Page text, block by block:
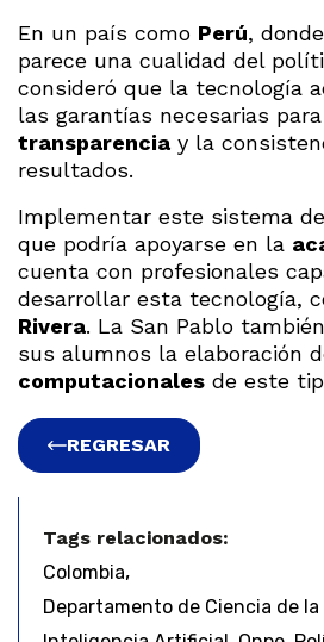
En un país como Perú,
parece una cualidad del
consideró que la tecnología
las garantías necesarias
transparencia y la
resultados.
Implementar este sistema
que podría apoyarse en la
cuenta con profesionales
desarrollar esta tecnología,
Rivera. La San Pablo
sus alumnos la elaboración
computacionales de este
REGRESAR
Tags relacionados:
Colombia,
Departamento de Ciencia de